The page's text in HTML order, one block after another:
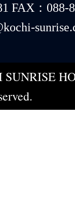
FAX：088-
SUNRISE